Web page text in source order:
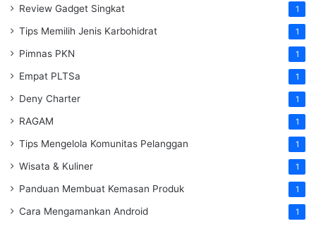
Review Gadget Singkat 1
Tips Memilih Jenis Karbohidrat 1
Pimnas PKN 1
Empat PLTSa 1
Deny Charter 1
RAGAM 1
Tips Mengelola Komunitas Pelanggan 1
Wisata & Kuliner 1
Panduan Membuat Kemasan Produk 1
Cara Mengamankan Android 1